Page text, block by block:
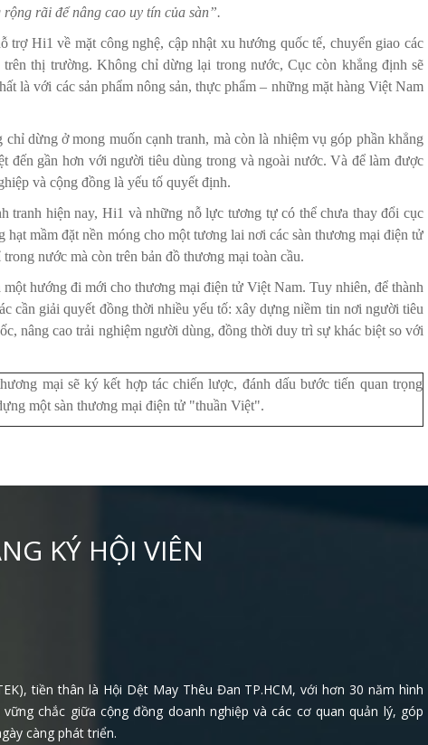
rãi để nâng cao uy tín của sàn”.
trợ Hi1 về mặt công nghệ, cập nhật xu hướng quốc tế, chuyển giao các
thị trường. Không chỉ dừng lại trong nước, Cục còn khẳng định sẽ
là với các sản phẩm nông sản, thực phẩm – những mặt hàng Việt Nam
dừng ở mong muốn cạnh tranh, mà còn là nhiệm vụ góp phần khẳng
đến gần hơn với người tiêu dùng trong và ngoài nước. Và để làm được
và cộng đồng là yếu tố quyết định.
tranh hiện nay, Hi1 và những nỗ lực tương tự có thể chưa thay đổi cục
mầm đặt nền móng cho một tương lai nơi các sàn thương mại điện tử
nước mà còn trên bản đồ thương mại toàn cầu.
hướng đi mới cho thương mại điện tử Việt Nam. Tuy nhiên, để thành
cần giải quyết đồng thời nhiều yếu tố: xây dựng niềm tin nơi người tiêu
nâng cao trải nghiệm người dùng, đồng thời duy trì sự khác biệt so với
mại sẽ ký kết hợp tác chiến lược, đánh dấu bước tiến quan trọng
một sàn thương mại điện tử "thuần Việt".
KÝ HỘI VIÊN
tiền thân là Hội Dệt May Thêu Đan TP.HCM, với hơn 30 năm hình
chắc giữa cộng đồng doanh nghiệp và các cơ quan quản lý, góp
càng phát triển.